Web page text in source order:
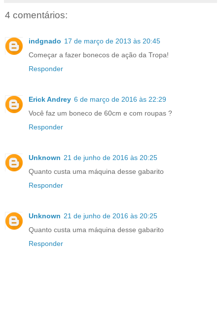
4 comentários:
indgnado 17 de março de 2013 às 20:45
Começar a fazer bonecos de ação da Tropa!
Responder
Erick Andrey 6 de março de 2016 às 22:29
Você faz um boneco de 60cm e com roupas ?
Responder
Unknown 21 de junho de 2016 às 20:25
Quanto custa uma máquina desse gabarito
Responder
Unknown 21 de junho de 2016 às 20:25
Quanto custa uma máquina desse gabarito
Responder